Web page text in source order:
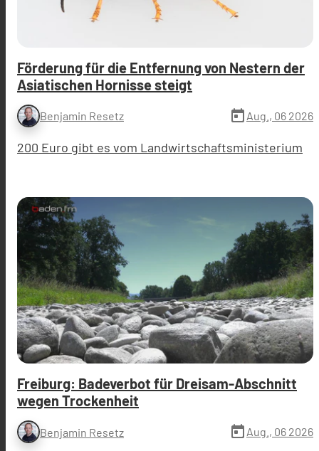
Förderung für die Entfernung von Nestern der
Asiatischen Hornisse steigt
Benjamin Resetz today Aug., 06 2026
200 Euro gibt es vom Landwirtschaftsministerium
Freiburg: Badeverbot für Dreisam-Abschnitt
wegen Trockenheit
Benjamin Resetz today Aug., 06 2026